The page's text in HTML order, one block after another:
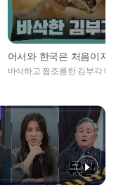
어서와 한국은 처음이지
바삭하고 짭조름한 김부각